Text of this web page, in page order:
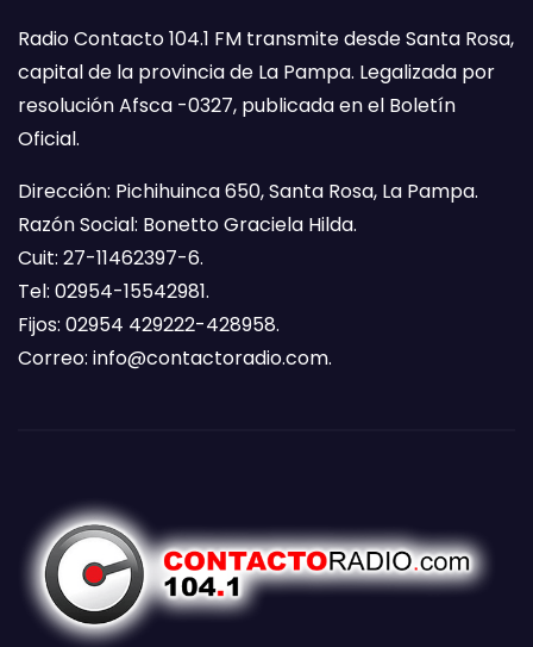
Radio Contacto 104.1 FM transmite desde Santa Rosa,
capital de la provincia de La Pampa. Legalizada por
resolución Afsca -0327, publicada en el Boletín
Oficial.
Dirección: Pichihuinca 650, Santa Rosa, La Pampa.
Razón Social: Bonetto Graciela Hilda.
Cuit: 27-11462397-6.
Tel: 02954-15542981.
Fijos: 02954 429222-428958.
Correo: info@contactoradio.com.